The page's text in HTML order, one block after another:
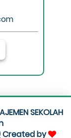
SEKOLAH
Created by